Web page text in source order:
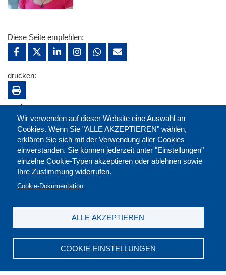
Wir verwenden auf dieser Website eine Auswahl an
Cookies. Wenn Sie "ALLE AKZEPTIEREN" wählen,
erklären Sie sich mit der Verwendung aller Cookies
einverstanden. Sie können jederzeit unter "Einstellungen"
einzelne Cookie-Typen akzeptieren oder ablehnen sowie
Ihre Zustimmung widerrufen.
Cookie-Dokumentation
COOKIE-EINSTELLUNGEN
ALLE AKZEPTIEREN
Diese Seite empfehlen:
drucken:
merken:
DGB-Bildungswerk NRW e.V. © 2026